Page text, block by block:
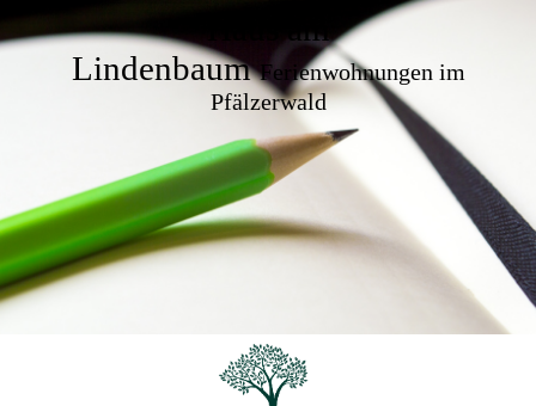
Haus am
Lindenbaum Ferienwohnungen im
Pfälzerwald